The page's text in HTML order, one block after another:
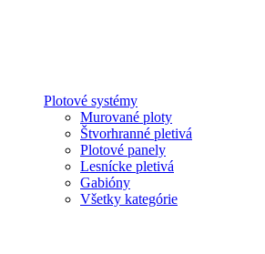
Plotové systémy
Murované ploty
Štvorhranné pletivá
Plotové panely
Lesnícke pletivá
Gabióny
Všetky kategórie